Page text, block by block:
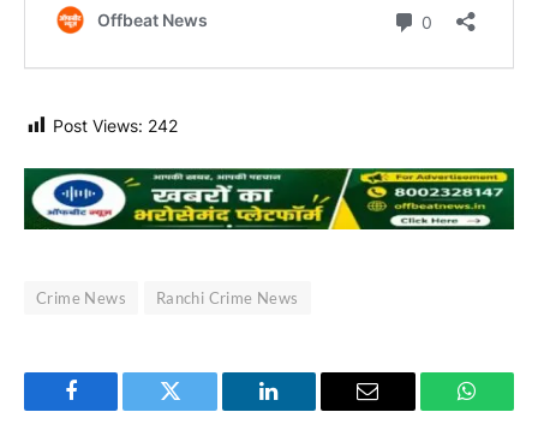
Post Views: 242
Crime News Ranchi Crime News
Facebook Twitter LinkedIn Email